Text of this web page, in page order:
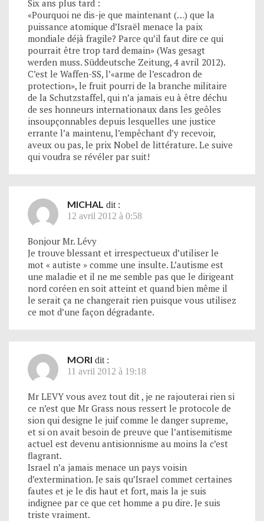
Six ans plus tard :
«Pourquoi ne dis-je que maintenant (…) que la
puissance atomique d’Israël menace la paix
mondiale déjà fragile? Parce qu’il faut dire ce qui
pourrait être trop tard demain» (Was gesagt
werden muss. Süddeutsche Zeitung, 4 avril 2012).
C’est le Waffen-SS, l’«arme de l’escadron de
protection», le fruit pourri de la branche militaire
de la Schutzstaffel, qui n’a jamais eu à être déchu
de ses honneurs internationaux dans les geôles
insoupçonnables depuis lesquelles une justice
errante l’a maintenu, l’empêchant d’y recevoir,
aveux ou pas, le prix Nobel de littérature. Le suive
qui voudra se révéler par suit!
MICHAL dit :
12 avril 2012 à 0:58
Bonjour Mr. Lévy
Je trouve blessant et irrespectueux d’utiliser le
mot « autiste » comme une insulte. L’autisme est
une maladie et il ne me semble pas que le dirigeant
nord coréen en soit atteint et quand bien même il
le serait ça ne changerait rien puisque vous utilisez
ce mot d’une façon dégradante.
MORI dit :
11 avril 2012 à 19:18
Mr LEVY vous avez tout dit , je ne rajouterai rien si
ce n’est que Mr Grass nous ressert le protocole de
sion qui designe le juif comme le danger supreme,
et si on avait besoin de preuve que l’antisemitisme
actuel est devenu antisionnisme au moins la c’est
flagrant.
Israel n’a jamais menace un pays voisin
d’extermination. Je sais qu’Israel commet certaines
fautes et je le dis haut et fort, mais la je suis
indignee par ce que cet homme a pu dire. Je suis
triste vraiment.